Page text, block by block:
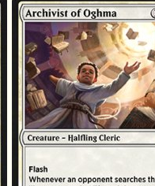
Archiviste d'Oghma